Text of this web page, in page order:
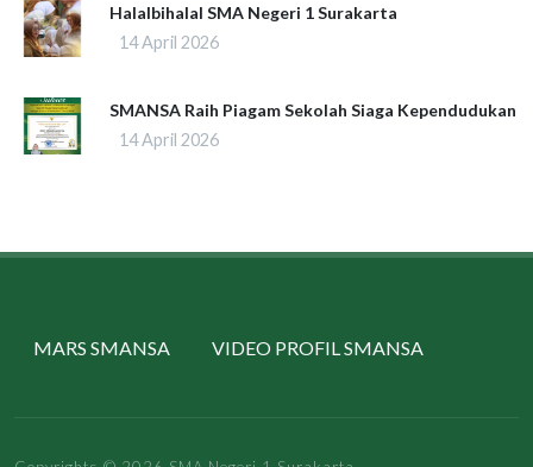
Halalbihalal SMA Negeri 1 Surakarta
14 April 2026
SMANSA Raih Piagam Sekolah Siaga Kependudukan
14 April 2026
MARS SMANSA VIDEO PROFIL SMANSA